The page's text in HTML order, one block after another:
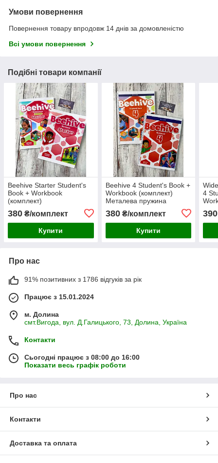
Умови повернення
Повернення товару впродовж 14 днів за домовленістю
Всі умови повернення
Подібні товари компанії
Beehive Starter Student's
Book + Workbook
(комплект)
380 ₴/комплект
Купити
Beehive 4 Student's Book +
Workbook (комплект)
Металева пружина
380₴/комплект
Купити
4
390
Про нас
91% позитивних з 1786 відгуків за рік
Працює з 15.01.2024
м. Долина
смт.Вигода, вул. Д.Галицького, 73, Долина, Україна
Контакти
Сьогодні працює з 08:00 до 16:00
Показати весь графік роботи
Про нас
Контакти
Доставка та оплата